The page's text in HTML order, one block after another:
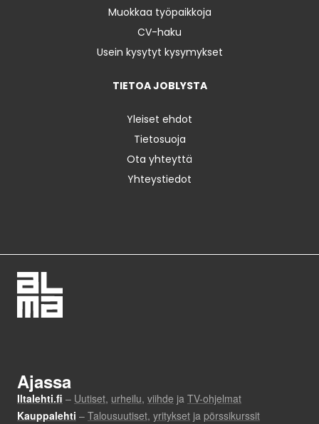
Muokkaa työpaikkoja
CV-haku
Usein kysytyt kysymykset
TIETOA JOBLYSTA
Yleiset ehdot
Tietosuoja
Ota yhteyttä
Yhteystiedot